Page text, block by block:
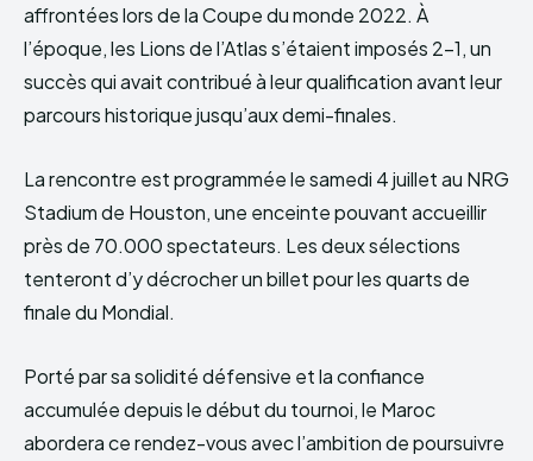
affrontées lors de la Coupe du monde 2022. À
l’époque, les Lions de l’Atlas s’étaient imposés 2-1, un
succès qui avait contribué à leur qualification avant leur
parcours historique jusqu’aux demi-finales.
La rencontre est programmée le samedi 4 juillet au NRG
Stadium de Houston, une enceinte pouvant accueillir
près de 70.000 spectateurs. Les deux sélections
tenteront d’y décrocher un billet pour les quarts de
finale du Mondial.
Porté par sa solidité défensive et la confiance
accumulée depuis le début du tournoi, le Maroc
abordera ce rendez-vous avec l’ambition de poursuivre